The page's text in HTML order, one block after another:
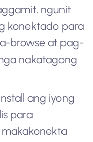
ngunit
konektado para
browse at pag-
nakatagong
ang iyong
para